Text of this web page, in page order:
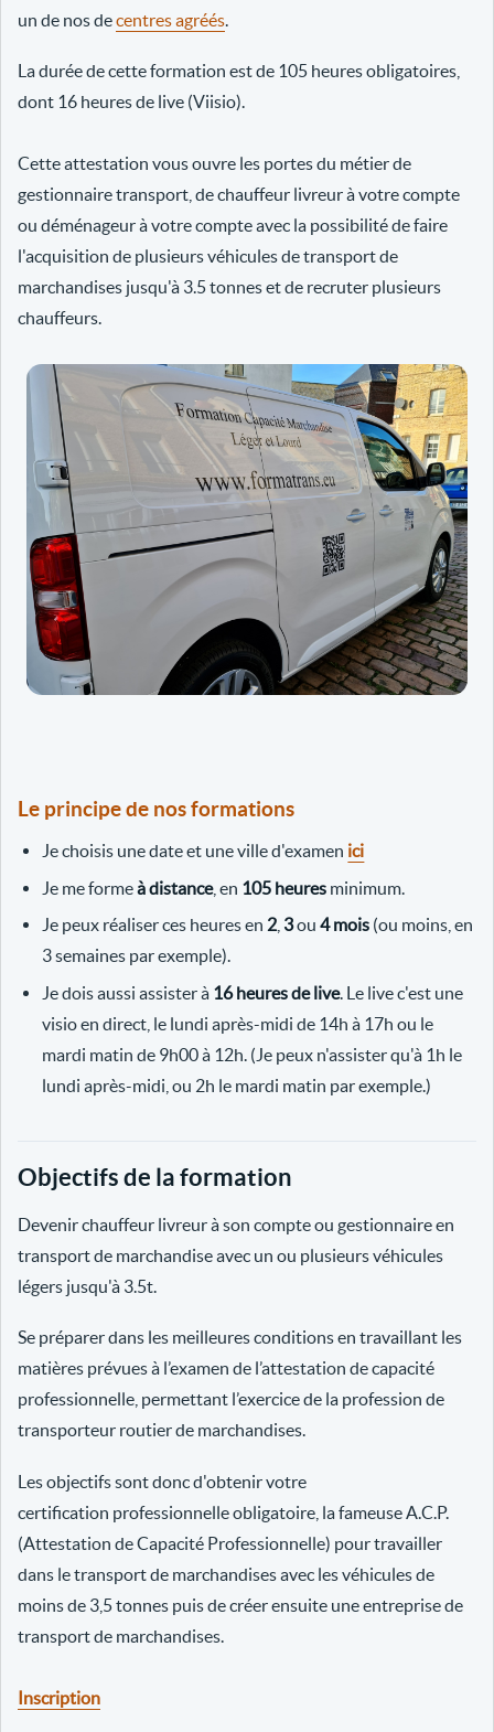
un de nos decentres agréés
La durée de cette formation est de 105 heures obligatoires,
dont 16 heures de live (Viisio).
Cette attestation vous ouvre les portes du métier de
gestionnaire transport, de chauffeur livreur à votre compte
ou déménageur à votre compte avec la possibilité de faire
l'acquisition de plusieurs véhicules de transport de
marchandises jusqu'à 3.5 tonnes et de recruter plusieurs
chauffeurs.
Le principe de nos formations
Je choisis une date et une ville d'examen ici
Je me formeà distance, en 105 heures minimum.
Je peux réaliser ces heures en 2 3ou4 mois (ou moins, en
3 semaines par exemple).
Je dois aussi assister à 16 heures de live. Le live c'est une
visio en direct, le lundi après-midi de 14h à 17h ou le
mardi matin de 9h00 à 12h. (Je peux n'assister qu'à 1h le
lundi après-midi, ou 2h le mardi matin par exemple.)
Objectifs de la formation
Devenir chauffeur livreur à son compte ou gestionnaire en
transport de marchandise avec un ou plusieurs véhicules
légers jusqu'à 3.5t.
Se préparer dans les meilleures conditions en travaillant les
matières prévues à l’examen de l’attestation de capacité
professionnelle, permettant l’exercice de la profession de
transporteur routier de marchandises.
Les objectifs sont donc d'obtenir votre
certification professionnelle obligatoire, la fameuse A.C.P.
(Attestation de Capacité Professionnelle) pour travailler
dans le transport de marchandises avec les véhicules de
moins de 3,5 tonnes puis de créer ensuite une entreprise de
transport de marchandises.
Inscription